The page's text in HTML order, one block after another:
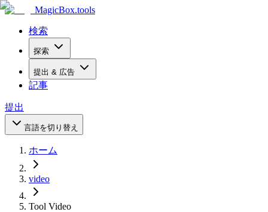
MagicBox.tools
検索
探索
提出 & 広告
記事
提出
言語を切り替え
ホーム
video
Tool Video